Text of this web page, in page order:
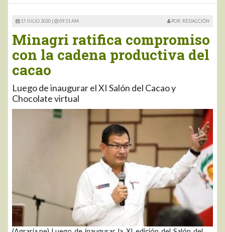
17 JULIO 2020 | 09:11 AM POR: REDACCIÓN
Minagri ratifica compromiso
con la cadena productiva del
cacao
Luego de inaugurar el XI Salón del Cacao y
Chocolate virtual